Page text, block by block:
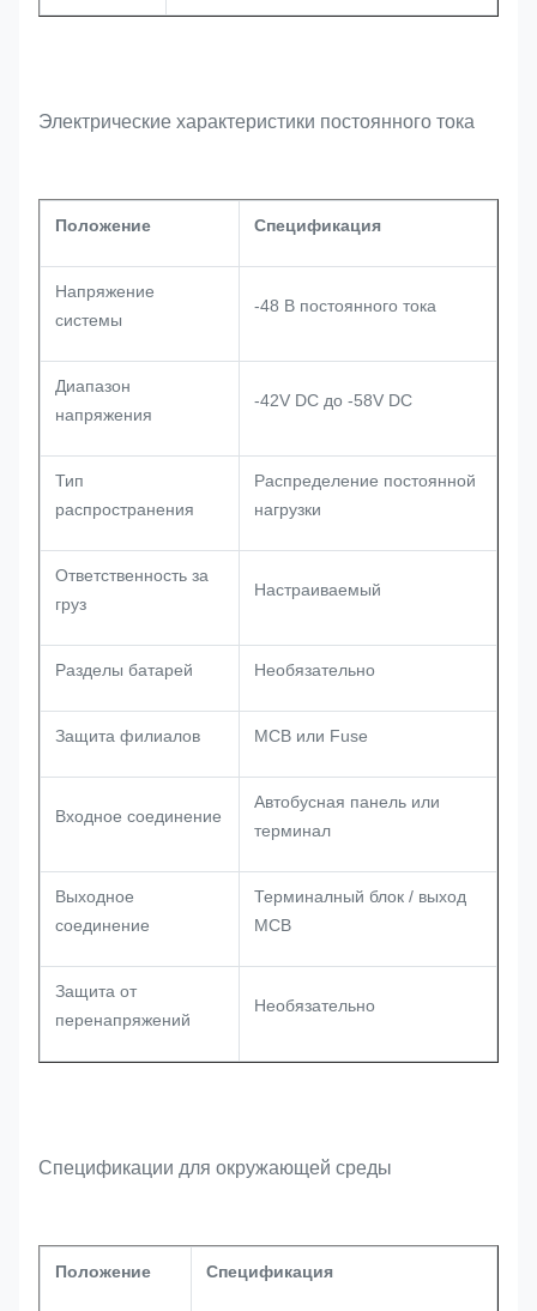
Электрические характеристики постоянного тока
Положение Спецификация
Напряжение
системы
-48 В постоянного тока
Диапазон
напряжения
-42V DC до -58V DC
Тип
распространения
Распределение постоянной
нагрузки
Ответственность за
груз
Настраиваемый
Разделы батарей Необязательно
Защита филиалов MCB или Fuse
Входное соединение
Автобусная панель или
терминал
Выходное
соединение
Терминалный блок / выход
MCB
Защита от
перенапряжений
Необязательно
Спецификации для окружающей среды
Положение Спецификация